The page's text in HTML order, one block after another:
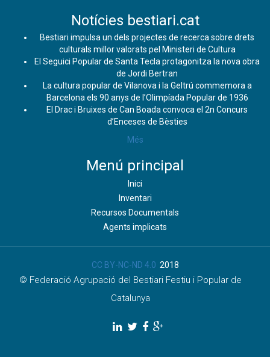
Notícies bestiari.cat
Bestiari impulsa un dels projectes de recerca sobre drets
culturals millor valorats pel Ministeri de Cultura
El Seguici Popular de Santa Tecla protagonitza la nova obra
de Jordi Bertran
La cultura popular de Vilanova i la Geltrú commemora a
Barcelona els 90 anys de l’Olimpíada Popular de 1936
El Drac i Bruixes de Can Boada convoca el 2n Concurs
d’Enceses de Bèsties
Més
Menú principal
Inici
Inventari
Recursos Documentals
Agents implicats
CC BY-NC-ND 4.0 2018
© Federació Agrupació del Bestiari Festiu i Popular de
Catalunya